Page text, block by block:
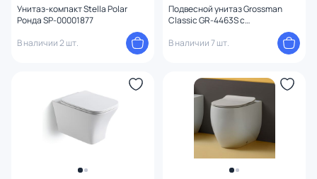
Унитаз-компакт Stella Polar
Ронда SP-00001877
В наличии 2 шт.
Подвесной унитаз Grossman
Classic GR-4463S с
В наличии 7 шт.